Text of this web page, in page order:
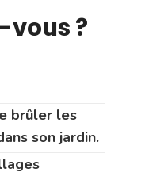
vous ?
brûler les
son jardin.